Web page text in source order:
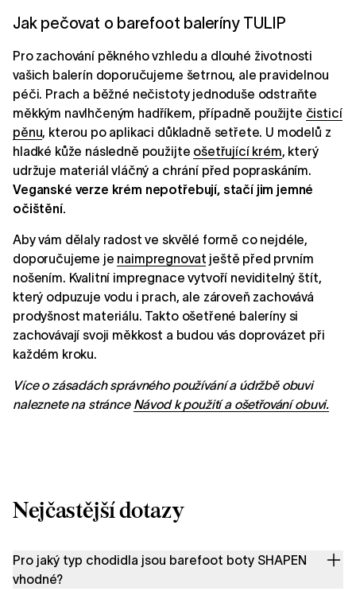
Jak pečovat o barefoot baleríny TULIP
Pro zachování pěkného vzhledu a dlouhé životnosti
vašich balerín doporučujeme šetrnou, ale pravidelnou
péči. Prach a běžné nečistoty jednoduše odstraňte
měkkým navlhčeným hadříkem, případně použijte čisticí
pěnu, kterou po aplikaci důkladně setřete. U modelů z
hladké kůže následně použijte ošetřující krém, který
udržuje materiál vláčný a chrání před popraskáním.
Veganské verze krém nepotřebují, stačí jim jemné
očištění.
Aby vám dělaly radost ve skvělé formě co nejdéle,
doporučujeme je naimpregnovat ještě před prvním
nošením. Kvalitní impregnace vytvoří neviditelný štít,
který odpuzuje vodu i prach, ale zároveň zachovává
prodyšnost materiálu. Takto ošetřené baleríny si
zachovávají svoji měkkost a budou vás doprovázet při
každém kroku.
Více o zásadách správného používání a údržbě obuvi
naleznete na stránce Návod k použití a ošetřování obuvi.
Nejčastější dotazy
Pro jaký typ chodidla jsou barefoot boty SHAPEN
vhodné?